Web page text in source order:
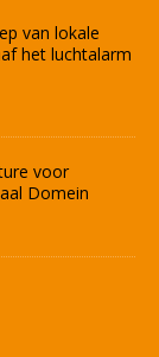
van lokale
het luchtalarm
voor
Domein